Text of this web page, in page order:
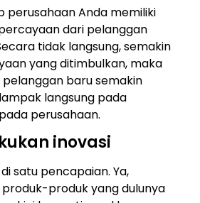
perusahaan Anda memiliki
dari pelanggan
tidak langsung, semakin
yang ditimbulkan, maka
baru semakin
langsung pada
perusahaan.
inovasi
satu pencapaian. Ya,
produk yang dulunya